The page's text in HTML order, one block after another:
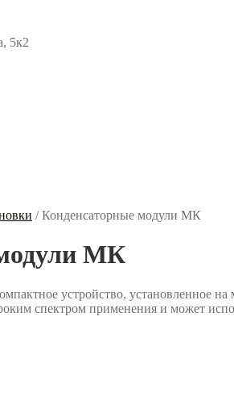
5к2
/Конденсаторные модули МК
МК
устройство, установленное
спектром применения и может